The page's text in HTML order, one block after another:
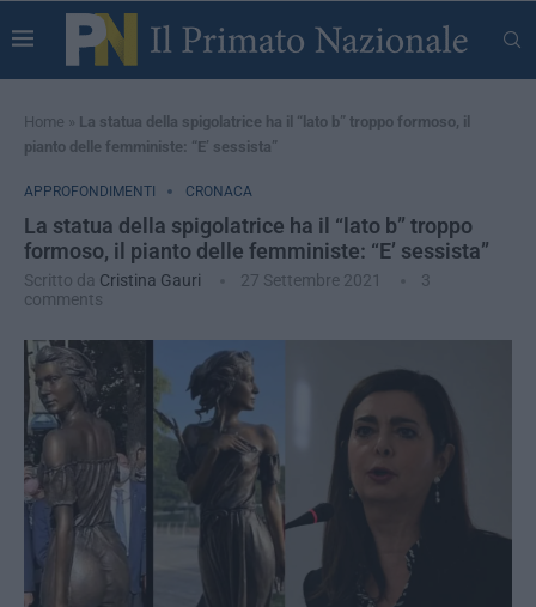
Home » La statua della spigolatrice ha il “lato b” troppo formoso, il
pianto delle femministe: “E’ sessista”
APPROFONDIMENTI CRONACA
La statua della spigolatrice ha il “lato b” troppo
formoso, il pianto delle femministe: “E’ sessista”
Scritto da Cristina Gauri 27 Settembre 2021
3
comments